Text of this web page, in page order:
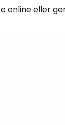
online eller